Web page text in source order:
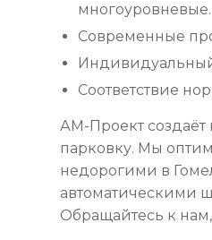
многоуровневые.
Современные
Соответствие
АМ-Проект создаёт
парковку. Мы
недорогими в
автоматическими
Обращайтесь к